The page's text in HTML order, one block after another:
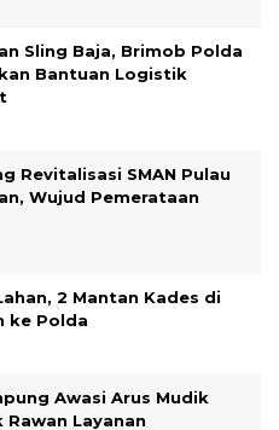
Sling Baja, Brimob Polda
Bantuan Logistik
Revitalisasi SMAN Pulau
Wujud Pemerataan
2 Mantan Kades di
ke Polda
Awasi Arus Mudik
Layanan